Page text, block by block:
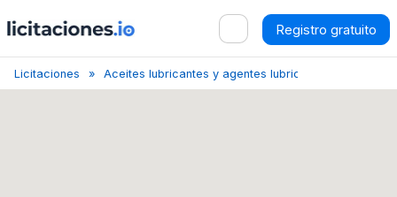
Registro gratuito
Licitaciones Aceites lubricantes y agentes lubricantes